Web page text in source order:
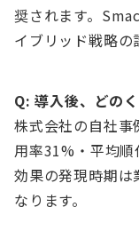
奨されます。
イブリッド戦略の
Q: 導入後、どの
株式会社の自社事
用率31%・平均順
効果の発現時期は
なります。